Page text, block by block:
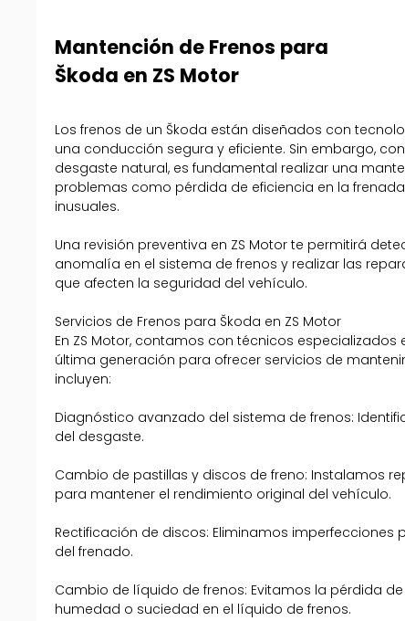
Mantención de Frenos para
Škoda en ZS Motor
Los frenos de un Škoda están diseñados con
una conducción segura y eficiente. Sin embargo,
desgaste natural, es fundamental realizar una
problemas como pérdida de eficiencia en la
inusuales.
Una revisión preventiva en ZS Motor te permitirá
anomalía en el sistema de frenos y realizar las
que afecten la seguridad del vehículo.
Servicios de Frenos para Škoda en ZS Motor
En ZS Motor, contamos con técnicos especializados
última generación para ofrecer servicios de
incluyen:
Diagnóstico avanzado del sistema de frenos:
del desgaste.
Cambio de pastillas y discos de freno: Instalamos
para mantener el rendimiento original del vehículo.
Rectificación de discos: Eliminamos imperfecciones
del frenado.
Cambio de líquido de frenos: Evitamos la pérdida
humedad o suciedad en el líquido de frenos.